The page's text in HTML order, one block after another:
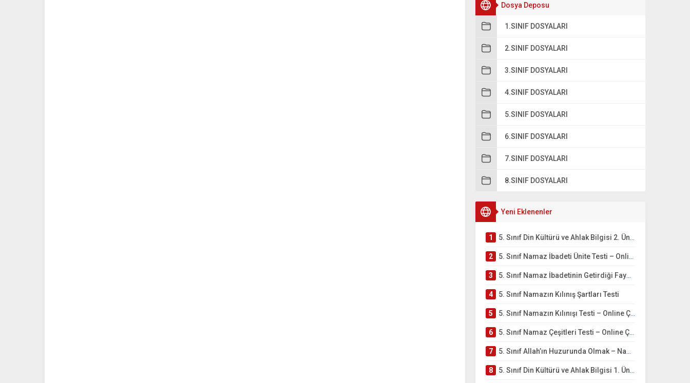
Dosya Deposu
1.SINIF DOSYALARI
2.SINIF DOSYALARI
3.SINIF DOSYALARI
4.SINIF DOSYALARI
5.SINIF DOSYALARI
6.SINIF DOSYALARI
7.SINIF DOSYALARI
8.SINIF DOSYALARI
Yeni Eklenenler
1 5. Sınıf Din Kültürü ve Ahlak Bilgisi 2. Ünite: Namaz İbadeti Çalışmaları
2 5. Sınıf Namaz İbadeti Ünite Testi – Online Çöz
3 5. Sınıf Namaz İbadetinin Getirdiği Faydalar Testi
4 5. Sınıf Namazın Kılınış Şartları Testi
5 5. Sınıf Namazın Kılınışı Testi – Online Çöz
6 5. Sınıf Namaz Çeşitleri Testi – Online Çöz
7 5. Sınıf Allah’ın Huzurunda Olmak – Namaz İbadeti Testi
8 5. Sınıf Din Kültürü ve Ahlak Bilgisi 1. Ünite: Allah İnancı Çalışmaları